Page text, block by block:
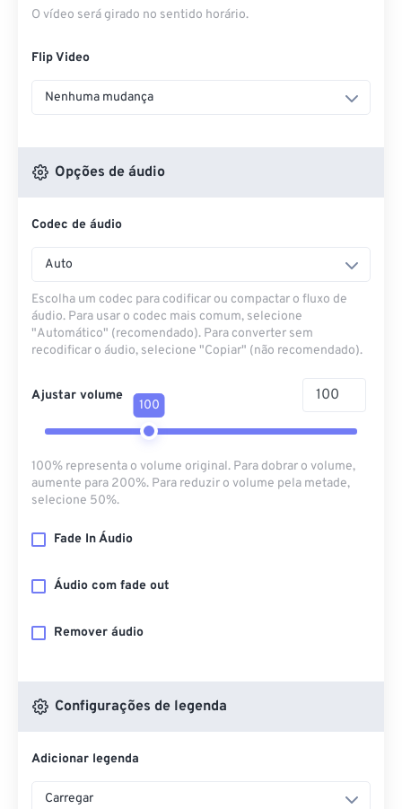
O vídeo será girado no sentido horário.
Flip Video
Nenhuma mudança
Opções de áudio
Codec de áudio
Auto
Escolha um codec para codificar ou compactar o fluxo de
áudio. Para usar o codec mais comum, selecione
"Automático" (recomendado). Para converter sem
recodificar o áudio, selecione "Copiar" (não recomendado).
Ajustar volume
100
100% representa o volume original. Para dobrar o volume,
aumente para 200%. Para reduzir o volume pela metade,
selecione 50%.
Fade In Áudio
Áudio com fade out
Remover áudio
Configurações de legenda
Adicionar legenda
Carregar